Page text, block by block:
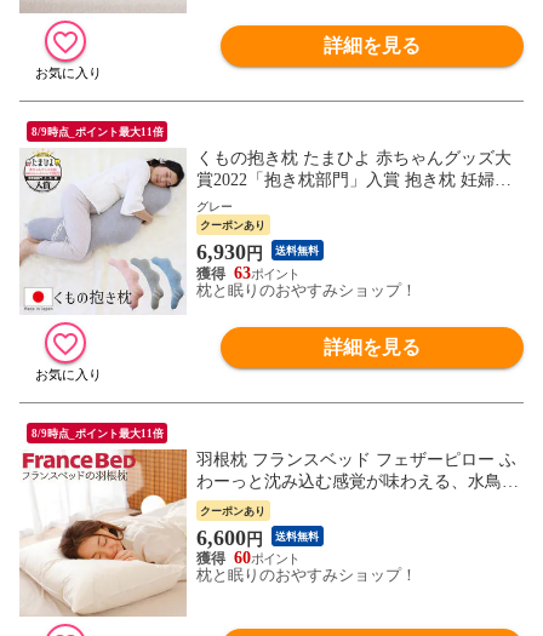
詳細を見る
8/9時点_ポイント最大11倍
くもの抱き枕 たまひよ 赤ちゃんグッズ大
賞2022「抱き枕部門」入賞 抱き枕 妊婦抱
き枕 妊婦 妊娠 にんぷ かわいい 可愛い 授
乳クッション マタニティ マタニティー マ
タニティ抱き枕 マタニティー抱き枕 シム
ス位 雲 サンデシカ
グレー
クーポンあり
6,930円 送料無料
63
枕と眠りのおやすみショップ！
詳細を見る
8/9時点_ポイント最大11倍
羽根枕 フランスベッド フェザーピロー ふ
わーっと沈み込む感覚が味わえる、水鳥の
羽根をふんだんに使用した羽根枕 枕 羽根
フェザー フェザー枕 ホテル ホテル仕様 柔
らかい 柔らかい枕 柔らかいまくら 柔らか
まくら おすすめ
クーポンあり
6,600円 送料無料
60
枕と眠りのおやすみショップ！